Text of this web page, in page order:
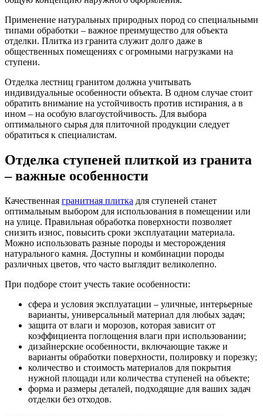
Применение натуральных природных пород со специальными
типами обработки – важное преимущество для объекта
отделки. Плитка из гранита служит долго даже в
общественных помещениях с огромными нагрузками на
ступени.
Отделка лестниц гранитом должна учитывать
индивидуальные особенности объекта. В одном случае стоит
обратить внимание на устойчивость против истирания, а в
ином – на особую влагоустойчивость. Для выбора
оптимального сырья для плиточной продукции следует
обратиться к специалистам.
Отделка ступеней плиткой из гранита
– важные особенности
Качественная гранитная плитка для ступеней станет
оптимальным выбором для использования в помещении или
на улице. Правильная обработка поверхности позволяет
снизить износ, повысить сроки эксплуатации материала.
Можно использовать разные породы и месторождения
натурального камня. Доступны и комбинации породы
различных цветов, что часто выглядит великолепно.
При подборе стоит учесть такие особенности:
сфера и условия эксплуатации – уличные, интерьерные
варианты, универсальный материал для любых задач;
защита от влаги и морозов, которая зависит от
коэффициента поглощения влаги при использовании;
дизайнерские особенности, включающие также и
варианты обработки поверхности, полировку и порезку;
количество и стоимость материалов для покрытия
нужной площади или количества ступеней на объекте;
форма и размеры деталей, подходящие для ваших задач
отделки без отходов.